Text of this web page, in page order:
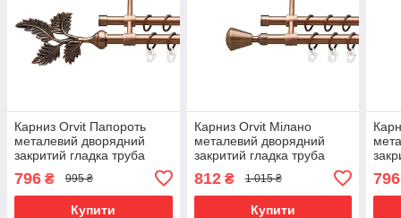
Карниз Orvit Папороть
металевий дворядний
закритий гладка труба
16\16 мм 120 см (00-
00019936)
796 ₴ 995 ₴
Купити
Карниз Orvit Мілано
металевий дворядний
закритий гладка труба
16\16 мм 200 см (00-
00019911)
812₴ 1 015 ₴
Купити
796